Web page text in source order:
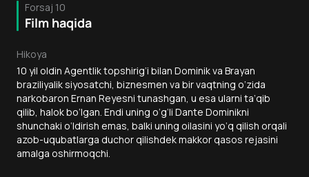
Forsaj 10
Film haqida
Hikoya
10 yil oldin Agentlik topshirig‘i bilan Dominik va Brayan
braziliyalik siyosatchi, biznesmen va bir vaqtning o‘zida
narkobaron Ernan Reyesni tunashgan, u esa ularni ta’qib
qilib, halok bo‘lgan. Endi uning o‘g‘li Dante Dominikni
shunchaki o‘ldirish emas, balki uning oilasini yo‘q qilish orqali
azob-uqubatlarga duchor qilishdek makkor qasos rejasini
amalga oshirmoqchi.